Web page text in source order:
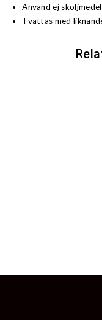
Använd ej sköljmedel
Tvättas med